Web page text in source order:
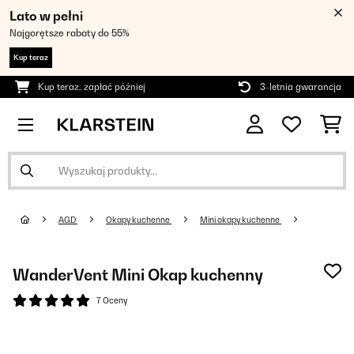
Lato w pełni
Najgorętsze rabaty do 55%
Kup teraz
Kup teraz, zapłać później 3-letnia gwarancja
AGD Okapy kuchenne Mini okapy kuchenne
WanderVent Mini Okap kuchenny
7 Oceny